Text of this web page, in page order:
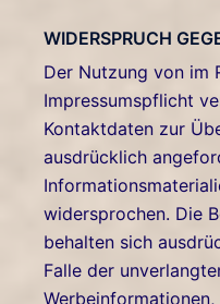
WIDERSPRUCH
Der Nutzung von im
Impressumspflicht
Kontaktdaten zur
ausdrücklich
widersprochen. Die
behalten sich
Falle der